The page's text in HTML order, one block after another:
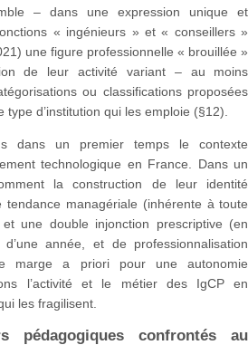
– dans une expression unique et
« ingénieurs » et « conseillers »
une figure professionnelle « brouillée »
de leur activité variant – au moins
ou classifications proposées
d’institution qui les emploie (§12).
dans un premier temps le contexte
technologique en France. Dans un
la construction de leur identité
managériale (inhérente à toute
une double injonction prescriptive (en
année, et de professionnalisation
marge a priori pour une autonomie
l’activité et le métier des IgCP en
les fragilisent.
pédagogiques confrontés au